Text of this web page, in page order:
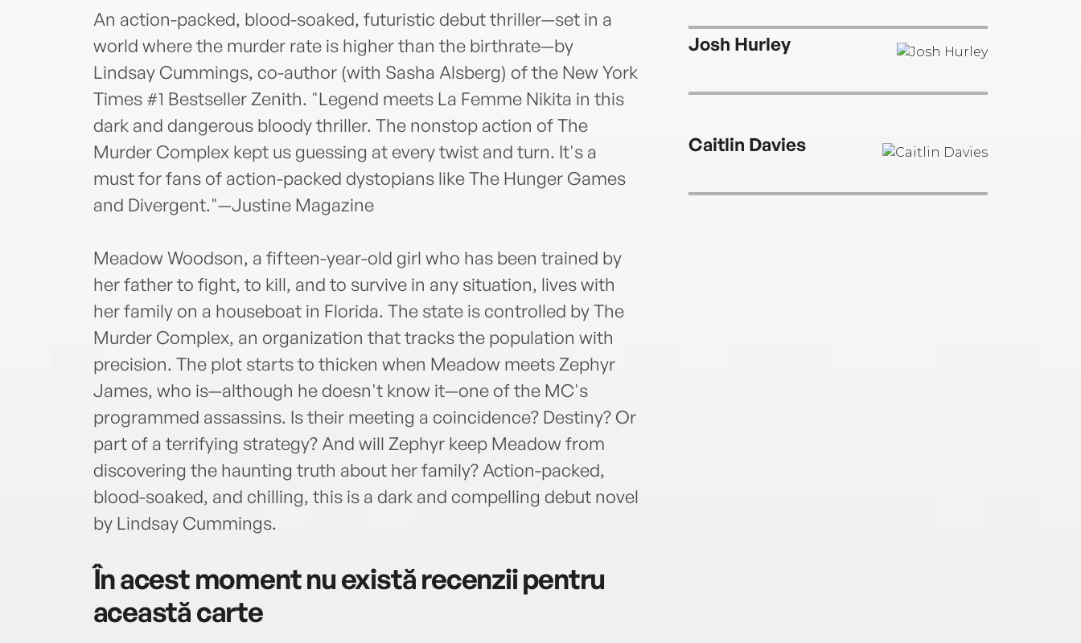
An action-packed, blood-soaked, futuristic debut thriller—set in a
world where the murder rate is higher than the birthrate—by
Lindsay Cummings, co-author (with Sasha Alsberg) of the New York
Times #1 Bestseller Zenith. "Legend meets La Femme Nikita in this
dark and dangerous bloody thriller. The nonstop action of The
Murder Complex kept us guessing at every twist and turn. It's a
must for fans of action-packed dystopians like The Hunger Games
and Divergent."—Justine Magazine
Meadow Woodson, a fifteen-year-old girl who has been trained by
her father to fight, to kill, and to survive in any situation, lives with
her family on a houseboat in Florida. The state is controlled by The
Murder Complex, an organization that tracks the population with
precision. The plot starts to thicken when Meadow meets Zephyr
James, who is—although he doesn't know it—one of the MC's
programmed assassins. Is their meeting a coincidence? Destiny? Or
part of a terrifying strategy? And will Zephyr keep Meadow from
discovering the haunting truth about her family? Action-packed,
blood-soaked, and chilling, this is a dark and compelling debut novel
by Lindsay Cummings.
În acest moment nu există recenzii pentru
această carte
Josh Hurley
Caitlin Davies